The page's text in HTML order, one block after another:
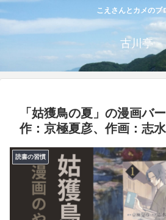
こえさんとカメのブ
古川亭
「姑獲鳥の夏」の漫画バ
作：京極夏彦、作画：志水
読書の習慣